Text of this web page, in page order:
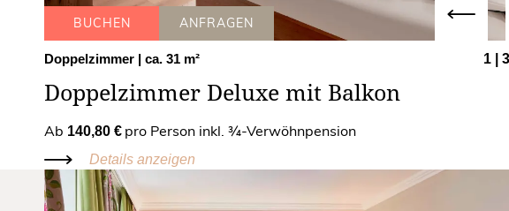
BUCHEN ANFRAGEN
1 3
Doppelzimmer | ca. 31 m²
Doppelzimmer Deluxe mit Balkon
Ab 140,80 € pro Person inkl. ¾-Verwöhnpension
Details anzeigen